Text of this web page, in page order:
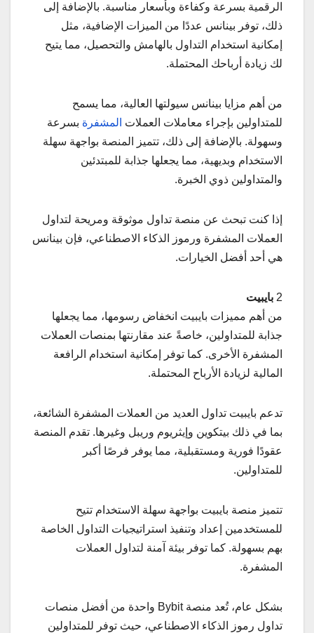
الرقمية بسرعة وكفاءة وبأسعار مناسبة. بالإضافة إلى
ذلك، توفر بينانس عددًا من الميزات الإضافية، مثل
إمكانية استخدام التداول بالهامش والتحصيل، مما يتيح
لك زيادة أرباحك المحتملة.
من أهم مزايا بينانس سيولتها العالية، مما يسمح
للمتداولين بإجراء معاملات العملات المشفرة بسرعة
وسهولة. بالإضافة إلى ذلك، تتميز المنصة بواجهة سهلة
الاستخدام وبديهية، مما يجعلها جذابة للمبتدئين
والمتداولين ذوي الخبرة.
إذا كنت تبحث عن منصة تداول موثوقة ومريحة لتداول
العملات المشفرة ورموز الذكاء الاصطناعي، فإن بينانس
هي أحد أفضل الخيارات.
2 بايبيت
من أهم مميزات بايبيت انخفاض رسومها، مما يجعلها
جذابة للمتداولين، خاصةً عند مقارنتها بمنصات العملات
المشفرة الأخرى. كما توفر إمكانية استخدام الرافعة
المالية لزيادة الأرباح المحتملة.
تدعم بايبيت تداول العديد من العملات المشفرة الشائعة،
بما في ذلك بيتكوين وإيثريوم وريبل وغيرها. تقدم المنصة
عقودًا فورية ومستقبلية، مما يوفر فرصًا أكبر
للمتداولين.
تتميز منصة بايبيت بواجهة سهلة الاستخدام تتيح
للمستخدمين إعداد وتنفيذ استراتيجيات التداول الخاصة
بهم بسهولة. كما توفر بيئة آمنة لتداول العملات
المشفرة.
بشكل عام، تُعد منصة Bybit واحدة من أفضل منصات
تداول رموز الذكاء الاصطناعي، حيث توفر للمتداولين